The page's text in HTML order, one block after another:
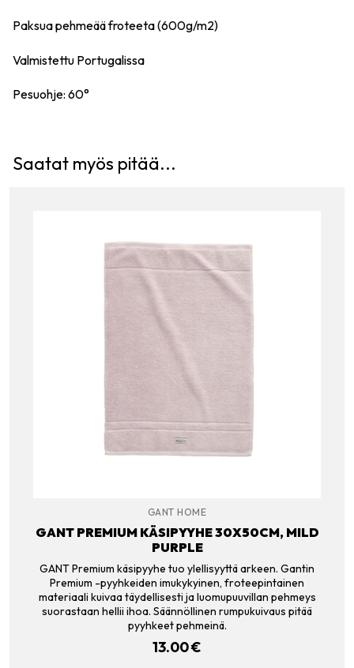
Paksua pehmeää froteeta (600g/m2)
Valmistettu Portugalissa
Pesuohje: 60°
Saatat myös pitää...
GANT HOME
GANT PREMIUM KÄSIPYYHE 30X50CM, MILD
PURPLE
GANT Premium käsipyyhe tuo ylellisyyttä arkeen. Gantin
Premium -pyyhkeiden imukykyinen, froteepintainen
materiaali kuivaa täydellisesti ja luomupuuvillan pehmeys
suorastaan hellii ihoa. Säännöllinen rumpukuivaus pitää
pyyhkeet pehmeinä.
13.00€